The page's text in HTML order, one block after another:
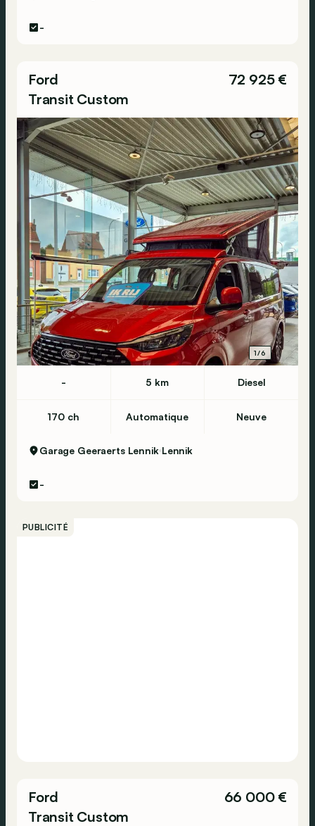
-
Ford
Transit Custom
72 925 €
1/6
- 5 km Diesel
170 ch Automatique Neuve
Garage Geeraerts Lennik Lennik
-
PUBLICITÉ
Ford
Transit Custom
66 000 €